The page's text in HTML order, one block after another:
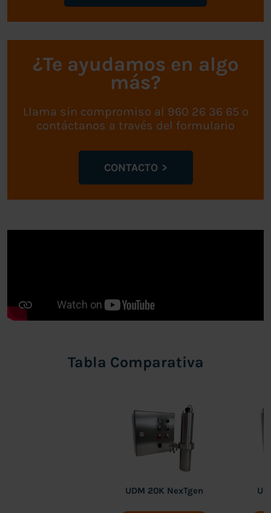
¿Te ayudamos en algo
más?
Llama sin compromiso al 960 26 36 65 o
contáctanos a través del formulario
CONTACTO
Tabla Comparativa
UDM 20K NexTgen